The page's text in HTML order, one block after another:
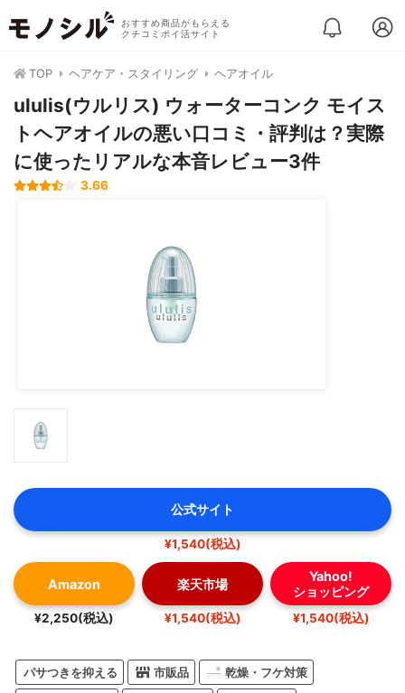
おすすめ商品がもらえる
クチコミポイ活サイト
TOP ヘアケア・スタイリング ヘアオイル
ululis(ウルリス) ウォーターコンク モイス
トヘアオイルの悪い口コミ・評判は？実際
に使ったリアルな本音レビュー3件
3.66
公式サイト
¥1,540(税込)
Amazon
¥2,250(税込)
楽天市場
¥1,540(税込)
Yahoo!
ショッピング
¥1,540(税込)
パサつきを抑える 市販品 乾燥・フケ対策